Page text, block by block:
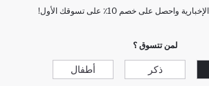
واحصل على خصم 10٪ على تسوقك الأول!
لمن تتسوق ؟
ذكر أطفال